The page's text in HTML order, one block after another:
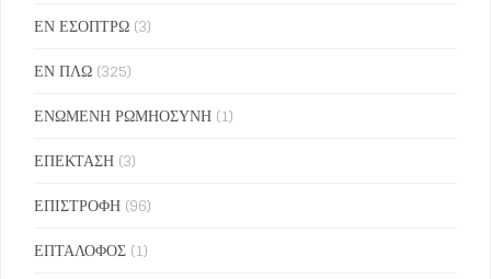
ΕΝ ΕΣΟΠΤΡΩ (3)
ΕΝ ΠΛΩ (325)
ΕΝΩΜΕΝΗ ΡΩΜΗΟΣΥΝΗ (1)
ΕΠΕΚΤΑΣΗ (3)
ΕΠΙΣΤΡΟΦΗ (96)
ΕΠΤΑΛΟΦΟΣ (1)